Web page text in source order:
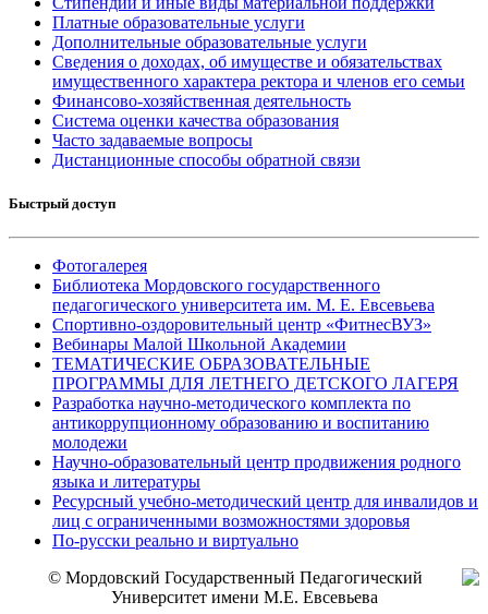
Платные образовательные услуги
Дополнительные образовательные услуги
Сведения о доходах, об имуществе и обязательствах
имущественного характера ректора и членов его семьи
Финансово-хозяйственная деятельность
Система оценки качества образования
Часто задаваемые вопросы
Дистанционные способы обратной связи
Быстрый доступ
Фотогалерея
Библиотека Мордовского государственного
педагогического университета им. М. Е. Евсевьева
Спортивно-оздоровительный центр «ФитнесВУЗ»
Вебинары Малой Школьной Академии
ТЕМАТИЧЕСКИЕ ОБРАЗОВАТЕЛЬНЫЕ
ПРОГРАММЫ ДЛЯ ЛЕТНЕГО ДЕТСКОГО ЛАГЕРЯ
Разработка научно-методического комплекта по
антикоррупционному образованию и воспитанию
молодежи
Научно-образовательный центр продвижения родного
языка и литературы
Ресурсный учебно-методический центр для инвалидов и
лиц с ограниченными возможностями здоровья
По-русски реально и виртуально
© Мордовский Государственный Педагогический
Университет имени М.Е. Евсевьева